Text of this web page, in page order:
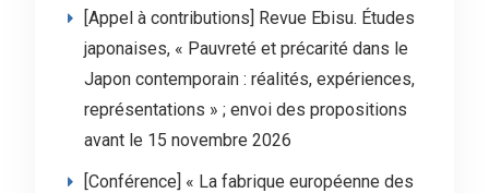
[Appel à contributions] Revue Ebisu. Études
japonaises, « Pauvreté et précarité dans le
Japon contemporain : réalités, expériences,
représentations » ; envoi des propositions
avant le 15 novembre 2026
[Conférence] « La fabrique européenne des